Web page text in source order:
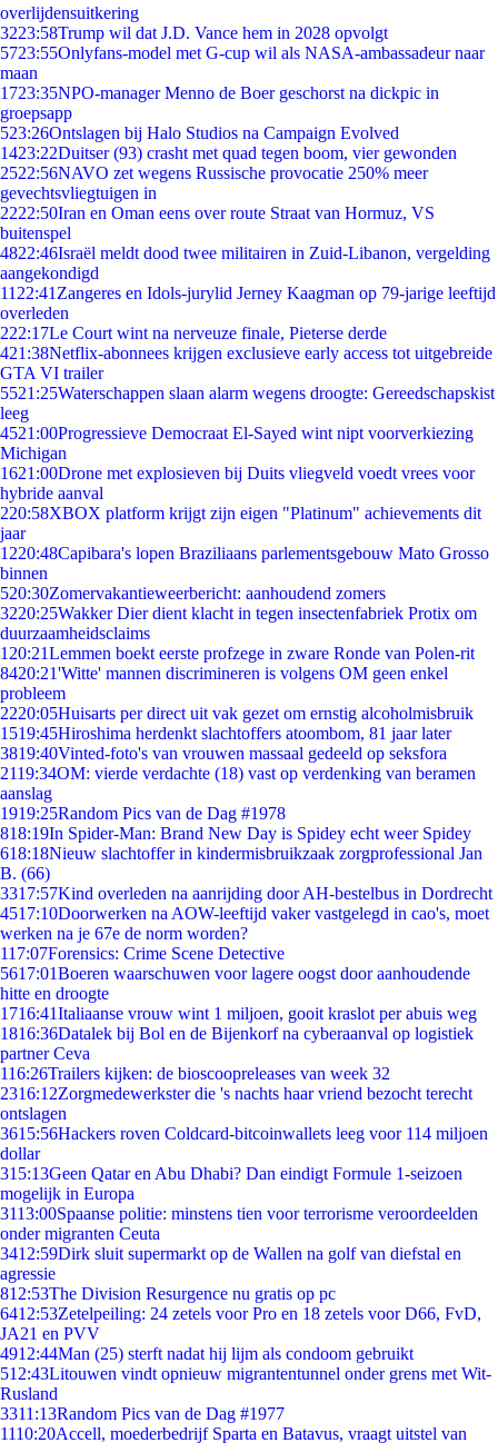
overlijdensuitkering
3223:58Trump wil dat J.D. Vance hem in 2028 opvolgt
5723:55Onlyfans-model met G-cup wil als NASA-ambassadeur naar
maan
1723:35NPO-manager Menno de Boer geschorst na dickpic in
groepsapp
523:26Ontslagen bij Halo Studios na Campaign Evolved
1423:22Duitser (93) crasht met quad tegen boom, vier gewonden
2522:56NAVO zet wegens Russische provocatie 250% meer
gevechtsvliegtuigen in
2222:50Iran en Oman eens over route Straat van Hormuz, VS
buitenspel
4822:46Israël meldt dood twee militairen in Zuid-Libanon, vergelding
aangekondigd
11 22:41 Zangeres en Idols-jurylid Jerney Kaagman op 79-jarige leeftijd
overleden
222:17Le Court wint na nerveuze finale, Pieterse derde
421:38Netflix-abonnees krijgen exclusieve early access tot uitgebreide
GTA VI trailer
5521:25Waterschappen slaan alarm wegens droogte: Gereedschapskist
leeg
4521:00Progressieve Democraat El-Sayed wint nipt voorverkiezing
Michigan
1621:00Drone met explosieven bij Duits vliegveld voedt vrees voor
hybride aanval
220:58XBOX platform krijgt zijn eigen "Platinum" achievements dit
jaar
1220:48Capibara's lopen Braziliaans parlementsgebouw Mato Grosso
binnen
520:30Zomervakantieweerbericht: aanhoudend zomers
3220:25Wakker Dier dient klacht in tegen insectenfabriek Protix om
duurzaamheidsclaims
1 20:21Lemmen boekt eerste profzege in zware Ronde van Polen-rit
8420:21'Witte' mannen discrimineren is volgens OM geen enkel
probleem
2220:05Huisarts per direct uit vak gezet om ernstig alcoholmisbruik
1519:45Hiroshima herdenkt slachtoffers atoombom, 81 jaar later
3819:40Vinted-foto's van vrouwen massaal gedeeld op seksfora
2119:34OM: vierde verdachte (18) vast op verdenking van beramen
aanslag
1919:25Random Pics van de Dag #1978
818:19In Spider-Man: Brand New Day is Spidey echt weer Spidey
618:18Nieuw slachtoffer in kindermisbruikzaak zorgprofessional Jan
B. (66)
3317:57Kind overleden na aanrijding door AH-bestelbus in Dordrecht
4517:10Doorwerken na AOW-leeftijd vaker vastgelegd in cao's, moet
werken na je 67e de norm worden?
117:07Forensics: Crime Scene Detective
5617:01Boeren waarschuwen voor lagere oogst door aanhoudende
hitte en droogte
1716:41Italiaanse vrouw wint 1 miljoen, gooit kraslot per abuis weg
1816:36Datalek bij Bol en de Bijenkorf na cyberaanval op logistiek
partner Ceva
116:26Trailers kijken: de bioscoopreleases van week 32
2316:12Zorgmedewerkster die 's nachts haar vriend bezocht terecht
ontslagen
3615:56Hackers roven Coldcard-bitcoinwallets leeg voor 114 miljoen
dollar
315:13Geen Qatar en Abu Dhabi? Dan eindigt Formule 1-seizoen
mogelijk in Europa
3113:00Spaanse politie: minstens tien voor terrorisme veroordeelden
onder migranten Ceuta
3412:59Dirk sluit supermarkt op de Wallen na golf van diefstal en
agressie
812:53The Division Resurgence nu gratis op pc
6412:53Zetelpeiling: 24 zetels voor Pro en 18 zetels voor D66, FvD,
JA21 en PVV
4912:44Man (25) sterft nadat hij lijm als condoom gebruikt
512:43Litouwen vindt opnieuw migrantentunnel onder grens met Wit-
Rusland
3311:13Random Pics van de Dag #1977
1110:20Accell, moederbedrijf Sparta en Batavus, vraagt uitstel van